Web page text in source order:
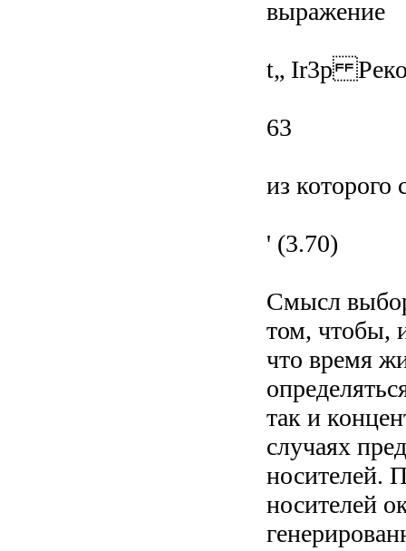
выражение
t„ Ir3p
63
из которого
' (3.70)
Смысл
том, чтобы,
что время
так и
случаях
носителей.
носителей